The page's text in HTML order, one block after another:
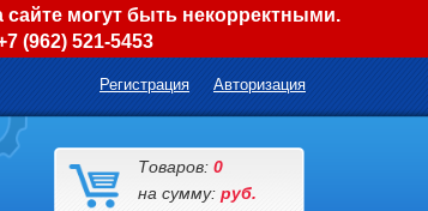
могут быть некорректными.
(962) 521-5453
Регистрация Авторизация
Товаров: 0
на сумму: руб.